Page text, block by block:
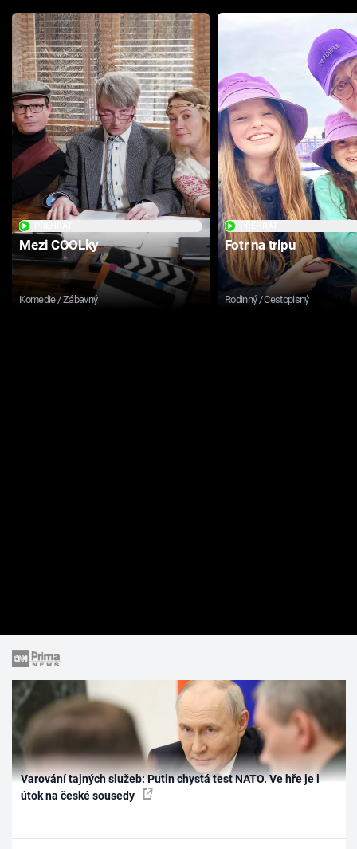
Mezi COOLky
Komedie / Zábavný
Fotr na tripu
Rodinný / Cestopisný
Varování tajných služeb: Putin chystá test NATO. Ve hře je i
útok na české sousedy